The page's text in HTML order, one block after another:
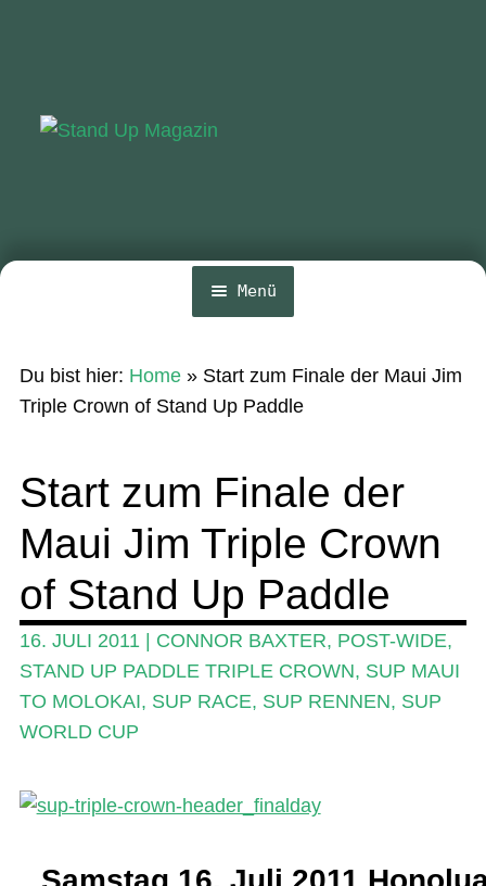
Menü
SUP-Events
Ratgeber
Stand Up Magazin TV
SPOT FINDER
Mein Konto
Du bist hier: Home» Start zum Finale der Maui Jim
Triple Crown of Stand Up Paddle
Start zum Finale der
Maui Jim Triple Crown
of Stand Up Paddle
16. JULI 2011| CONNOR BAXTER, POST-WIDE,
STAND UP PADDLE TRIPLE CROWN, SUP MAUI
TO MOLOKAI, SUP RACE, SUP RENNEN, SUP
WORLD CUP
Samstag 16. Juli 2011